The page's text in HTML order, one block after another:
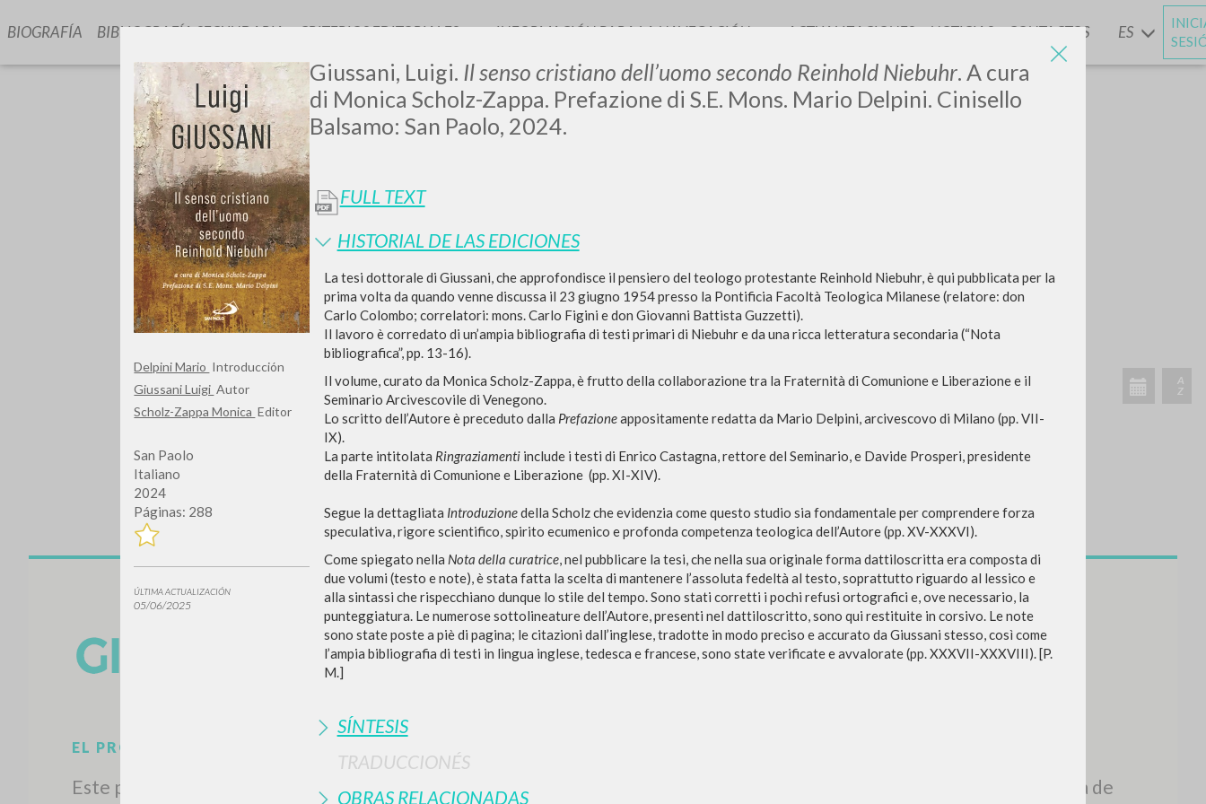
Delpini Mario Introducción
Giussani Luigi Autor
Scholz-Zappa Monica Editor
San Paolo
Italiano
2024
Páginas: 288
ÚLTIMA ACTUALIZACIÓN
05/06/2025
Giussani, Luigi. Il senso cristiano dell’uomo secondo Reinhold Niebuhr. A cura
di Monica Scholz-Zappa. Prefazione di S.E. Mons. Mario Delpini. Cinisello
Balsamo: San Paolo, 2024.
FULL TEXT
HISTORIAL DE LAS EDICIONES
La tesi dottorale di Giussani, che approfondisce il pensiero del teologo protestante Reinhold Niebuhr, è qui pubblicata per la
prima volta da quando venne discussa il 23 giugno 1954 presso la Pontificia Facoltà Teologica Milanese (relatore: don
Carlo Colombo; correlatori: mons. Carlo Figini e don Giovanni Battista Guzzetti).
Il lavoro è corredato di un’ampia bibliografia di testi primari di Niebuhr e da una ricca letteratura secondaria (“Nota
bibliografica”, pp. 13-16).
Il volume, curato da Monica Scholz-Zappa, è frutto della collaborazione tra la Fraternità di Comunione e Liberazione e il
Seminario Arcivescovile di Venegono.
Lo scritto dell’Autore è preceduto dalla Prefazioneappositamente redatta da Mario Delpini, arcivescovo di Milano (pp. VII-
IX).
La parte intitolata Ringraziamenti include i testi di Enrico Castagna, rettore del Seminario, e Davide Prosperi, presidente
della Fraternità di Comunione e Liberazione (pp. XI-XIV).
Segue la dettagliata Introduzionedella Scholz che evidenzia come questo studio sia fondamentale per comprendere forza
speculativa, rigore scientifico, spirito ecumenico e profonda competenza teologica dell’Autore (pp. XV-XXXVI).
Come spiegato nella Nota della curatrice, nel pubblicare la tesi, che nella sua originale forma dattiloscritta era composta di
due volumi (testo e note), è stata fatta la scelta di mantenere l’assoluta fedeltà al testo, soprattutto riguardo al lessico e
alla sintassi che rispecchiano dunque lo stile del tempo. Sono stati corretti i pochi refusi ortografici e, ove necessario, la
punteggiatura. Le numerose sottolineature dell’Autore, presenti nel dattiloscritto, sono qui restituite in corsivo. Le note
sono state poste a piè di pagina; le citazioni dall’inglese, tradotte in modo preciso e accurato da Giussani stesso, così come
l’ampia bibliografia di testi in lingua inglese, tedesca e francese, sono state verificate e avvalorate (pp. XXXVII-XXXVIII). [P.
M.]
SÍNTESIS
TRADUCCIONÉS
OBRAS RELACIONADAS
LUIGI
GIUSSANI
scritti
BIOGRAFÍA BIBLIOGRAFÍA SECUNDARIA CRITERIOS EDITORIALES INFORMACIÓN PARA LA NAVEGACIÓN ACTUALIZACIONESYNOTICIAS CONTACTOS ES
Frase exacta BUSCA
¿Quieres resultados aún más precisos? Utilizar elBÚSQUEDA AVANZADA »
0DOCUMENTOS ENCONTRADOS